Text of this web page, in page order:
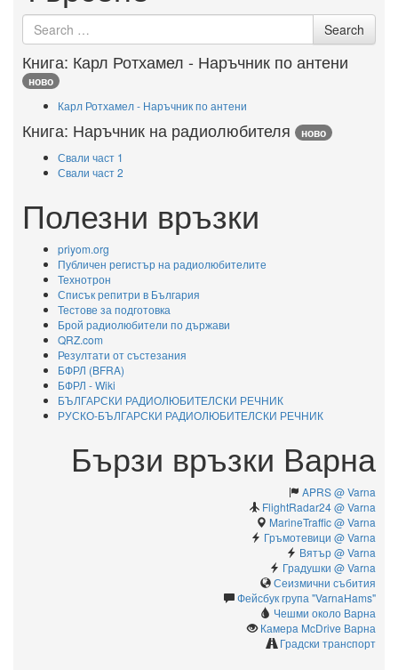
Search for Search
Книга: Карл Ротхамел - Наръчник по антени
ново
Карл Ротхамел - Наръчник по антени
Книга: Наръчник на радиолюбителя ново
Свали част 1
Свали част 2
Полезни връзки
priyom.org
Публичен регистър на радиолюбителите
Технотрон
Списък репитри в България
Тестове за подготовка
Брой радиолюбители по държави
QRZ.com
Резултати от състезания
БФРЛ (BFRA)
БФРЛ - Wiki
БЪЛГАРСКИ РАДИОЛЮБИТЕЛСКИ РЕЧНИК
РУСКО-БЪЛГАРСКИ РАДИОЛЮБИТЕЛСКИ РЕЧНИК
Бързи връзки Варна
APRS @ Varna
FlightRadar24 @ Varna
MarineTraffic @ Varna
Гръмотевици @ Varna
Вятър @ Varna
Градушки @ Varna
Сеизмични събития
Фейсбук група "VarnaHams"
Чешми около Варна
Камерa McDrive Варна
Градски транспорт